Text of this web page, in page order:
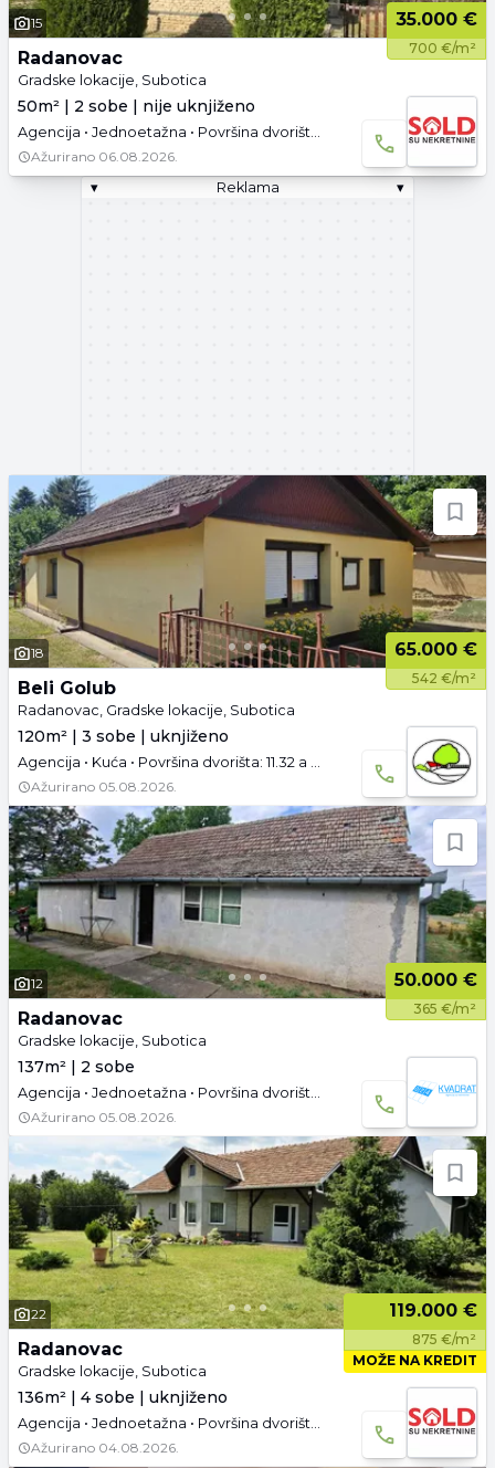
15 35.000 €
700 €/m²
Radanovac
Gradske lokacije, Subotica
50m² | 2 sobe | nije uknjiženo
Agencija • Jednoetažna • Površina dvorišta: 16.29 a • Parking
Ažurirano 06.08.2026.
▾
Reklama ▾
18 65.000 €
542 €/m²
Beli Golub
Radanovac, Gradske lokacije, Subotica
120m² | 3 sobe | uknjiženo
Agencija • Kuća • Površina dvorišta: 11.32 a • Uknjižen • Prazno • Tavan • Garaža
Ažurirano 05.08.2026.
12 50.000 €
365 €/m²
Radanovac
Gradske lokacije, Subotica
137m² | 2 sobe
Agencija • Jednoetažna • Površina dvorišta: 9.49 a •
Ažurirano 05.08.2026.
22 119.000 €
875 €/m²
MOŽE NA KREDIT
Radanovac
Gradske lokacije, Subotica
136m² | 4 sobe | uknjiženo
Agencija • Jednoetažna • Površina dvorišta: 73.54 a • Uknjižen • Parking
Ažurirano 04.08.2026.